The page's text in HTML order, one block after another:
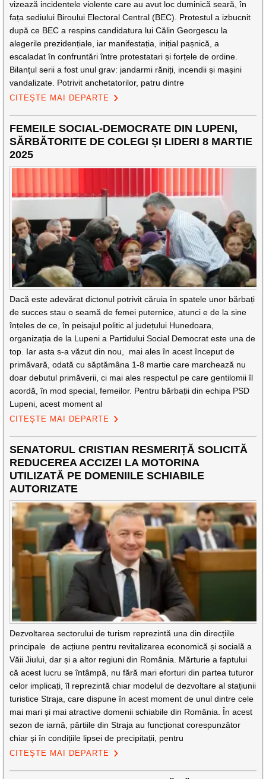
vizează incidentele violente care au avut loc duminică seară, în
fața sediului Biroului Electoral Central (BEC). Protestul a izbucnit
după ce BEC a respins candidatura lui Călin Georgescu la
alegerile prezidențiale, iar manifestația, inițial pașnică, a
escaladat în confruntări între protestatari și forțele de ordine.
Bilanțul serii a fost unul grav: jandarmi răniți, incendii și mașini
vandalizate. Potrivit anchetatorilor, patru dintre
CITEȘTE MAI DEPARTE
FEMEILE SOCIAL-DEMOCRATE DIN LUPENI,
SĂRBĂTORITE DE COLEGI ȘI LIDERI 8 MARTIE
2025
Dacă este adevărat dictonul potrivit căruia în spatele unor bărbați
de succes stau o seamă de femei puternice, atunci e de la sine
înțeles de ce, în peisajul politic al județului Hunedoara,
organizația de la Lupeni a Partidului Social Democrat este una de
top. Iar asta s-a văzut din nou, mai ales în acest început de
primăvară, odată cu săptămâna 1-8 martie care marchează nu
doar debutul primăverii, ci mai ales respectul pe care gentilomii îl
acordă, în mod special, femeilor. Pentru bărbații din echipa PSD
Lupeni, acest moment al
CITEȘTE MAI DEPARTE
SENATORUL CRISTIAN RESMERIȚĂ SOLICITĂ
REDUCEREA ACCIZEI LA MOTORINA
UTILIZATĂ PE DOMENIILE SCHIABILE
AUTORIZATE
Dezvoltarea sectorului de turism reprezintă una din direcțiile
principale de acțiune pentru revitalizarea economică și socială a
Văii Jiului, dar și a altor regiuni din România. Mărturie a faptului
că acest lucru se întâmpă, nu fără mari eforturi din partea tuturor
celor implicați, îl reprezintă chiar modelul de dezvoltare al stațiunii
turistice Straja, care dispune în acest moment de unul dintre cele
mai mari și mai atractive domenii schiabile din România. În acest
sezon de iarnă, pârtiile din Straja au funcționat corespunzător
chiar și în condițiile lipsei de precipitații, pentru
CITEȘTE MAI DEPARTE